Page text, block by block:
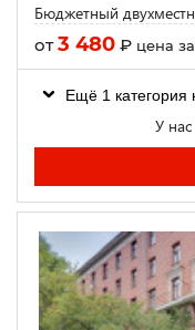
Бюджетный
от3 480 ₽ цена
Ещё 1 категория
У